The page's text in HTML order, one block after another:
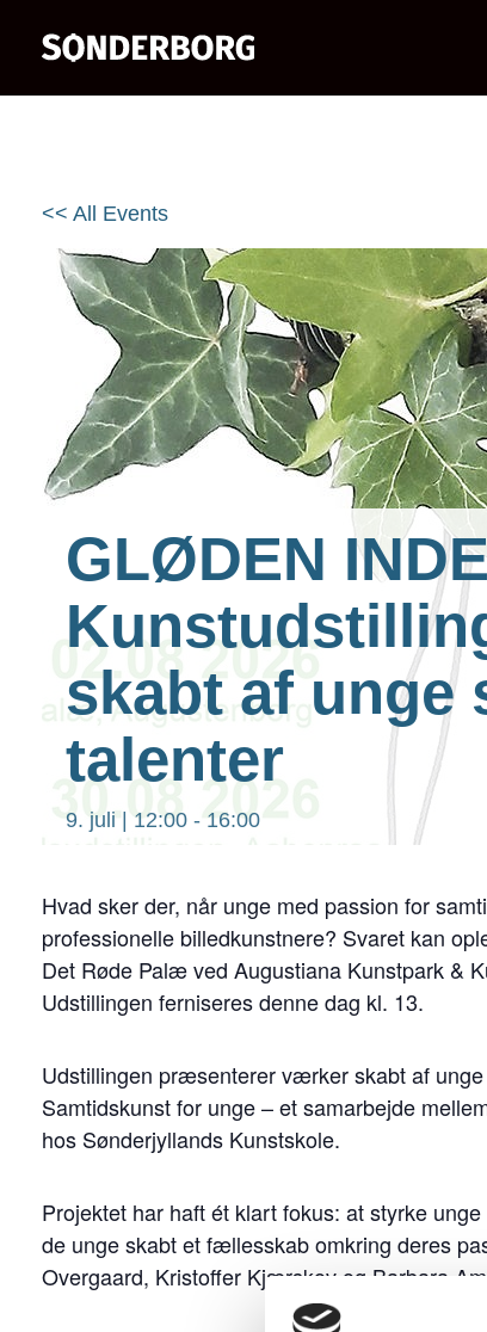
<< All Events
GLØDEN
skabt af unge
talenter
9. juli | 12:00 - 16:00
Hvad sker der, når unge med passion for
professionelle billedkunstnere? Svaret kan
Det Røde Palæ ved Augustiana Kunstpark &
Udstillingen ferniseres denne dag kl. 13.
Udstillingen præsenterer værker skabt af
Samtidskunst for unge – et samarbejde
hos Sønderjyllands Kunstskole.
Projektet har haft ét klart fokus: at styrke
de unge skabt et fællesskab omkring deres
Overgaard, Kristoffer Kjærskov og Barbara